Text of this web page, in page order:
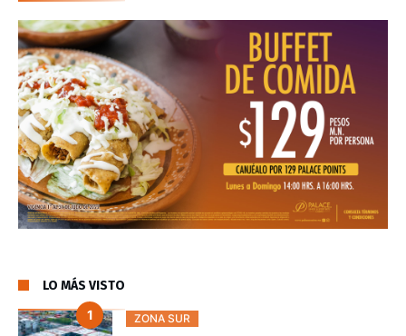
LO MÁS VISTO
ZONA SUR